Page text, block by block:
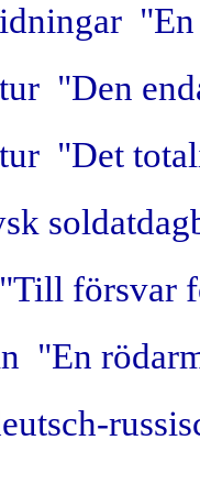
"Den
"Det
försvar
"En